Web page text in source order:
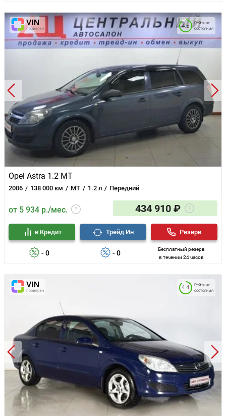
Opel Astra 1.2 MT
2006 138 000 км MT 1.2 л Передний
Рейтинг
состояния
4.5
от 5 934 р./мес. 434 910 ₽
- 0
в Кредит
- 0
Трейд Ин
Бесплатный резерв
в течении 24 часов
Резерв
Рейтинг
состояния
4.4